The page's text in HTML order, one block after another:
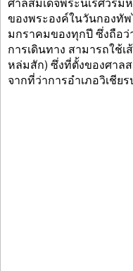
ของพระองค์ในวันกองทัพ
มกราคมของทุกปี ซึ่งถือ
การเดินทาง สามารถใช้
หล่มสัก) ซึ่งที่ตั้งของศาล
จากที่ว่าการอำเภอวิเชีย